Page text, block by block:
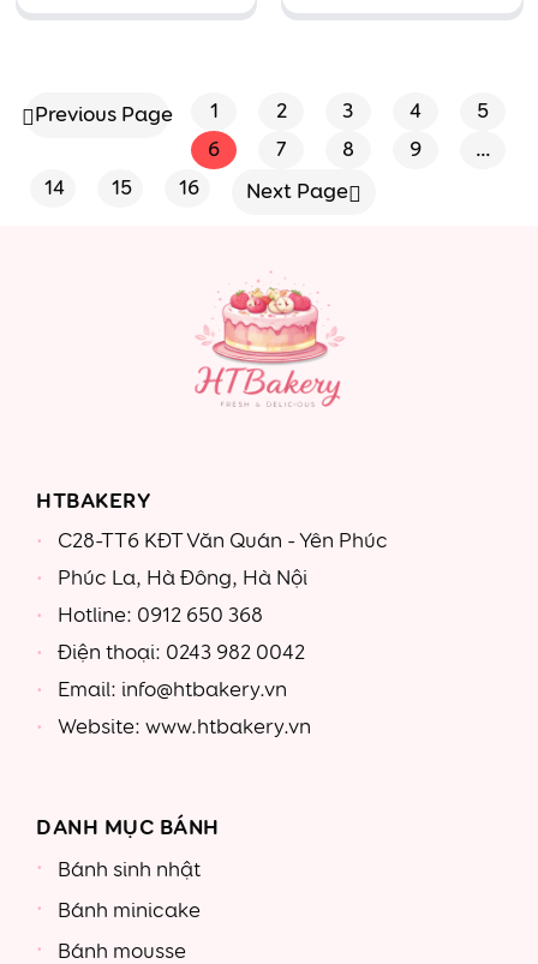
vàng 2 tầng
18cm+14cm
fondant
Previous Page 1 2 3 4
5
6
7 8 9
…
14
15 16 Next Page
HTBAKERY
C28-TT6 KĐT Văn Quán - Yên Phúc
Phúc La, Hà Đông, Hà Nội
Hotline: 0912 650 368
Điện thoại: 0243 982 0042
Email: info@htbakery.vn
Website: www.htbakery.vn
DANH MỤC BÁNH
Bánh sinh nhật
Bánh minicake
Bánh mousse